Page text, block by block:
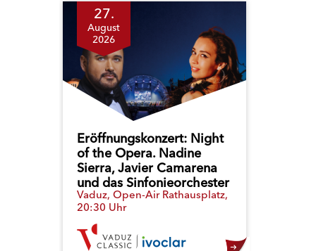
27.
August
2026
Eröffnungskonzert: Night
of the Opera. Nadine
Sierra, Javier Camarena
und das Sinfonieorchester
Liechtenstein
Vaduz, Open-Air Rathausplatz,
20:30 Uhr